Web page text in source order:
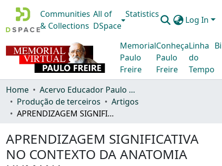
Communities
& Collections
All of
DSpace
Statistics
Log In
Memorial
Paulo
Freire
Conheça
Paulo
Freire
Linha
do
Tempo
Home
Acervo Educador Paulo Freire
Produção de terceiros
Artigos
APRENDIZAGEM SIGNIFICATIVA NO CONTEXTO DA ANATOMIA HUMANA
APRENDIZAGEM SIGNIFICATIVA
NO CONTEXTO DA ANATOMIA